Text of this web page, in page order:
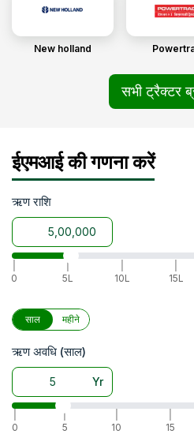
New holland
सभी ट्रैक्टर
ईएमआई की गणना करें
ऋण राशि
0
|
5L
10L
15L
साल महीने
ऋण अवधि (साल)
Yr
0
|
5
10
15